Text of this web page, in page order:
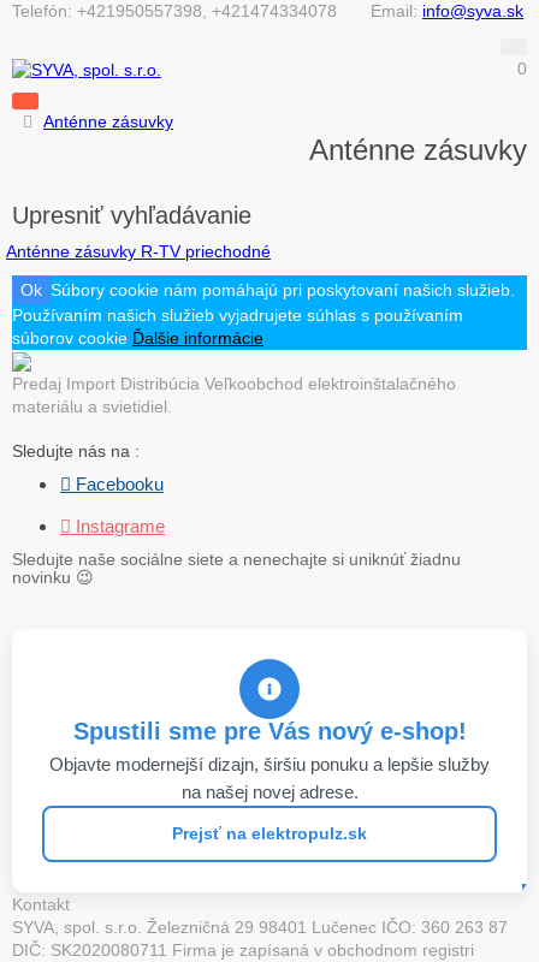
Telefón: +421950557398, +421474334078 Email: info@syva.sk
0
Anténne zásuvky
Anténne zásuvky
Upresniť vyhľadávanie
Anténne zásuvky R-TV priechodné
Ok Súbory cookie nám pomáhajú pri poskytovaní našich služieb.
Používaním našich služieb vyjadrujete súhlas s používaním
súborov cookie Ďalšie informácie
Predaj Import Distribúcia Veľkoobchod elektroinštalačného
materiálu a svietidiel.
Sledujte nás na :
 Facebooku
 Instagrame
Sledujte naše sociálne siete a nenechajte si uniknúť žiadnu
novinku 😉
Spustili sme pre Vás nový e-shop!
Objavte modernejší dizajn, širšiu ponuku a lepšie služby
na našej novej adrese.
Prejsť na elektropulz.sk
Kontakt
SYVA, spol. s.r.o. Železničná 29 98401 Lučenec IČO: 360 263 87
DIČ: SK2020080711 Firma je zapísaná v obchodnom registri